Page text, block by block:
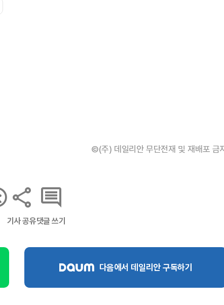
©(주) 데일리안 무단전재 및 재배포 금
기사 공유댓글 쓰기
다음에서 데일리안 구독하기